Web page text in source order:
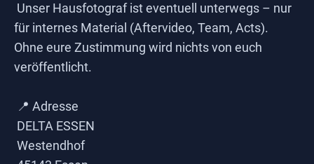
Unser Hausfotograf ist eventuell unterwegs – nur
für internes Material (Aftervideo, Team, Acts).
Ohne eure Zustimmung wird nichts von euch
veröffentlicht.
📍 Adresse
DELTA ESSEN
Westendhof